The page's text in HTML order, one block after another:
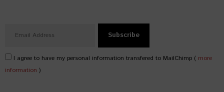
I agree to have my personal information transfered to MailChimp ( more
information )